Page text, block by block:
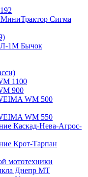
Сигма
1М Бычок
1100
900
WM 500
WM 550
Каскад-Нева-Агрос-
Крот-Тарпан
мототехники
Днепр МТ